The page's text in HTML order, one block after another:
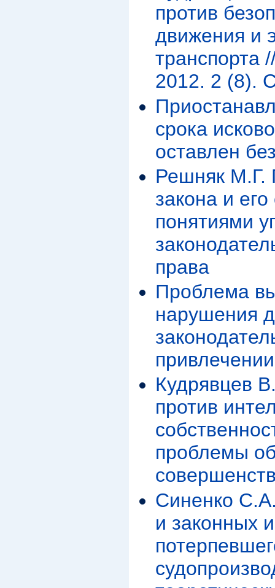
против
движения и
транспорта
2012. 2 (8).
срока
оставлен
Решняк М.Г.
закона и
понятиями
права
Проблема
нарушения
Кудрявцев
против
проблемы
Синенко
и законных